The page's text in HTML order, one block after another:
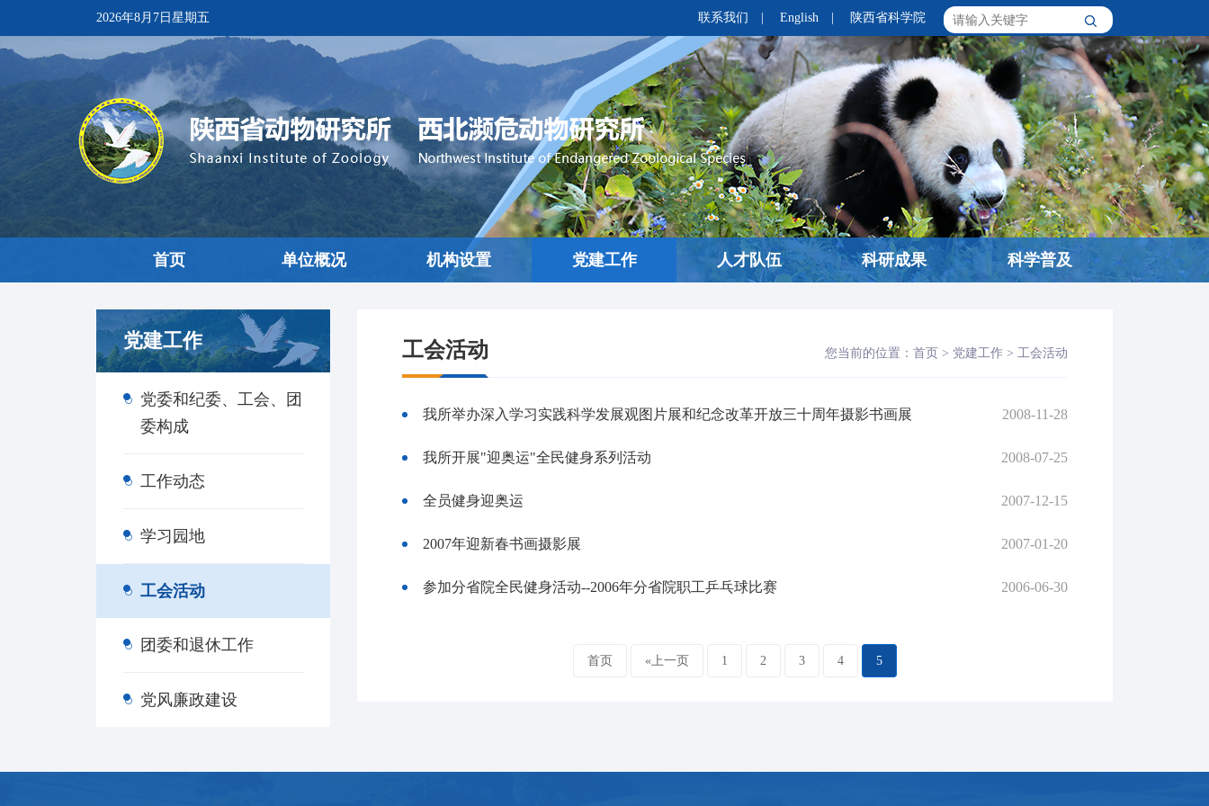
2026年8月7日星期五 联系我们 English 陕西省科学院
首页 单位概况 机构设置 党建工作 人才队伍 科研成果 科学普及
党建工作
党委和纪委、工会、团
委构成
工作动态
学习园地
工会活动
团委和退休工作
党风廉政建设
您当前的位置： 首页 > 党建工作 > 工会活动
工会活动
我所举办深入学习实践科学发展观图片展和纪念改革开放三十周年摄影书画展 2008-11-28
我所开展"迎奥运"全民健身系列活动 2008-07-25
全员健身迎奥运 2007-12-15
2007年迎新春书画摄影展 2007-01-20
参加分省院全民健身活动--2006年分省院职工乒乓球比赛 2006-06-30
首页 «上一页 1 2 3 4 5